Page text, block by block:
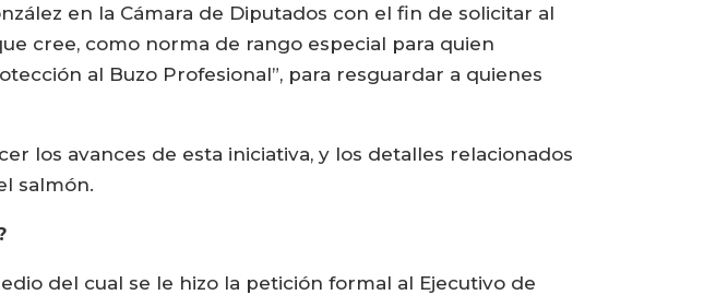
en la Cámara de Diputados con el fin de solicitar al
cree, como norma de rango especial para quien
al Buzo Profesional”, para resguardar a quienes
los avances de esta iniciativa, y los detalles relacionados
salmón.
del cual se le hizo la petición formal al Ejecutivo de